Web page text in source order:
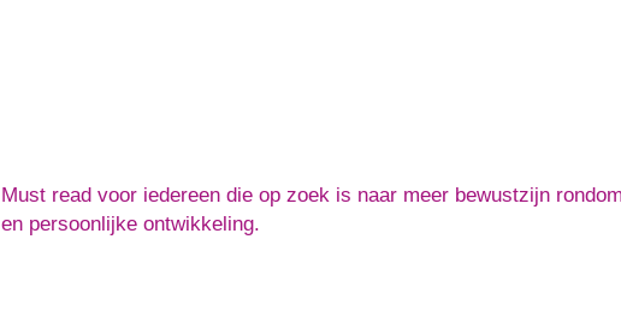
Must read voor iedereen die op zoek is naar meer bewustzijn
en persoonlijke ontwikkeling.